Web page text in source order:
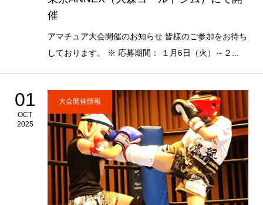
催
アマチュア大会開催のお知らせ 皆様のご参加をお待ち
しております。 ※ 応募期間： １月6日（火）～２...
01
OCT
2025
大会開催情報